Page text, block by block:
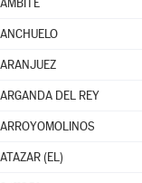
AMBITE
ANCHUELO
ARANJUEZ
ARGANDA DEL REY
ARROYOMOLINOS
ATAZAR (EL)